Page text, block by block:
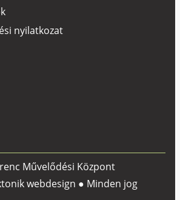
nyilatkozat
Művelődési Központ
webdesign ● Minden jog